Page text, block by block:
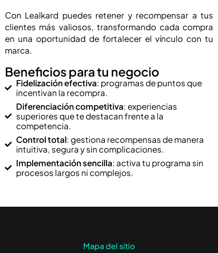
Con Lealkard puedes retener y recompensar a tus
clientes más valiosos, transformando cada compra
en una oportunidad de fortalecer el vínculo con tu
marca.
Beneficios para tu negocio
Fidelización efectiva: programas de puntos que
incentivan la recompra.
Diferenciación competitiva: experiencias
superiores que te destacan frente a la
competencia.
Control total: gestiona recompensas de manera
intuitiva, segura y sin complicaciones.
Implementación sencilla: activa tu programa sin
procesos largos ni complejos.
Mapa del sitio